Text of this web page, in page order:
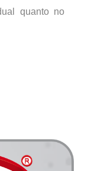
quanto no